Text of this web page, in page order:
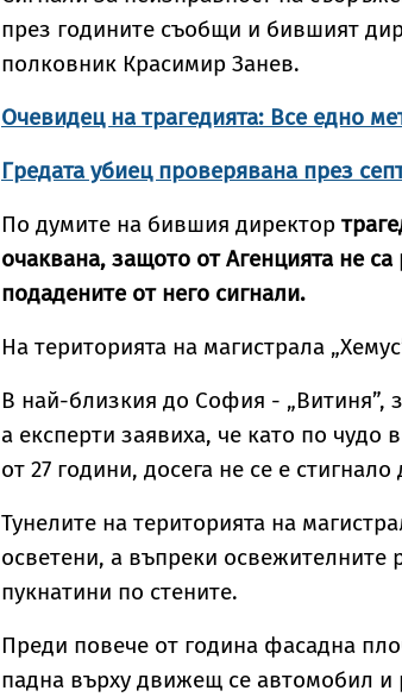
през годините съобщи и бившият
полковник Красимир Занев.
Очевидец на трагедията: Все едно
Гредата убиец проверявана през
По думите на бившия директор
очаквана, защото от Агенцията не
подадените от него сигнали.
На територията на магистрала
В най-близкия до София - „Витиня”,
а експерти заявиха, че като по чудо
от 27 години, досега не се е
Тунелите на територията на
осветени, а въпреки освежителните
пукнатини по стените.
Преди повече от година фасадна
падна върху движещ се автомобил и